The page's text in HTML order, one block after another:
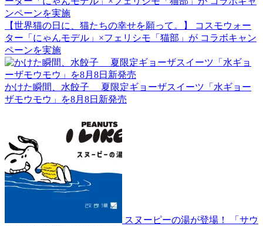
【世界猫の日に、猫たちの幸せを願って。】 コスモウォー
ター「にゃんモデル」×フェリシモ「猫部」が コラボキャン
ペーンを実施
かけた瞬間、水餃子 夏限定ギョーザスイーツ「水ギョー
ザモウモウ」を8月8日新発売
スヌーピーの湯が登場！ 「サウ